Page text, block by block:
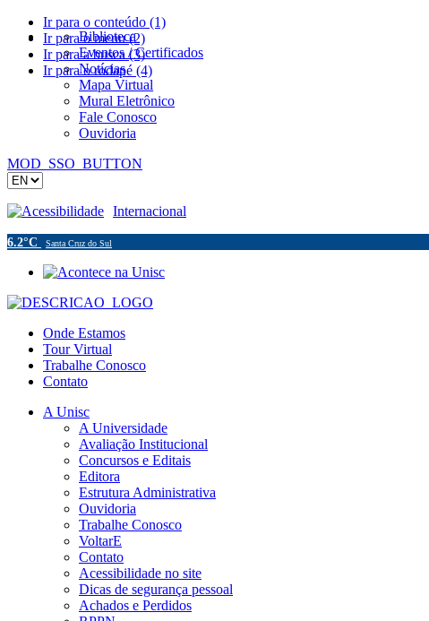
Ir para o conteúdo (1)
Ir para o menu (2)
Ir para a busca (3)
Ir para o rodapé (4)
Biblioteca
Eventos / Certificados
Notícias
Mapa Virtual
Mural Eletrônico
Fale Conosco
Ouvidoria
MOD_SSO_BUTTON
Acessibilidade Internacional
6.2°C Santa Cruz do Sul
Onde Estamos
Tour Virtual
Trabalhe Conosco
Contato
A Unisc
A Universidade
Avaliação Institucional
Concursos e Editais
Editora
Estrutura Administrativa
Ouvidoria
Trabalhe Conosco
VoltarE
Contato
Acessibilidade no site
Dicas de segurança pessoal
Achados e Perdidos